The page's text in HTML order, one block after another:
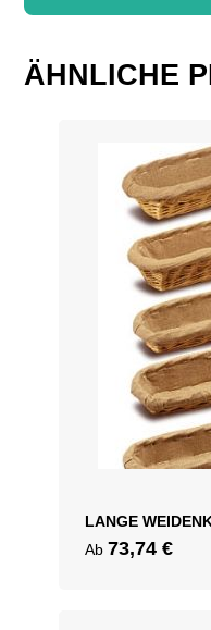
D. 45 P. 13 H. 130
ÄHNLICHE
LANGE
Ab 73,74 €